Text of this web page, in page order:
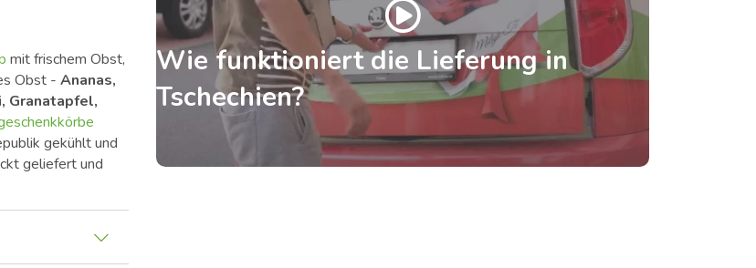
mit frischem Obst,
Obst - Ananas,
Granatapfel,
gekühlt und
geliefert und
Wie funktioniert die Lieferung in
Tschechien?